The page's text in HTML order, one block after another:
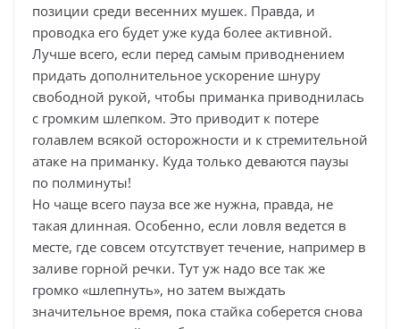
позиции среди весенних мушек. Правда, и
проводка его будет уже куда более активной.
Лучше всего, если перед самым приводнением
придать дополнительное ускорение шнуру
свободной рукой, чтобы приманка приводнилась
с громким шлепком. Это приводит к потере
голавлем всякой осторожности и к стремительной
атаке на приманку. Куда только деваются паузы
по полминуты!
Но чаще всего пауза все же нужна, правда, не
такая длинная. Особенно, если ловля ведется в
месте, где совсем отсутствует течение, например в
заливе горной речки. Тут уж надо все так же
громко «шлепнуть», но затем выждать
значительное время, пока стайка соберется снова